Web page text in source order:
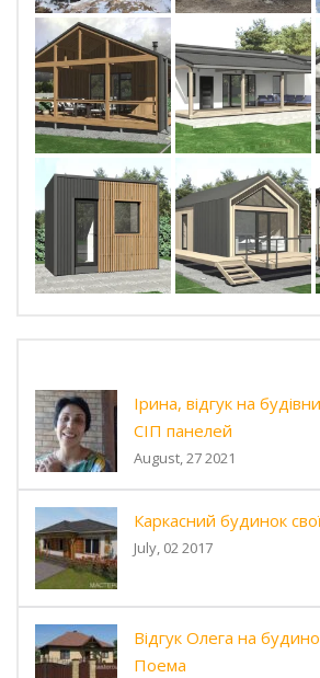
Ірина, відгук на
СІП панелей
August, 27 2021
Каркасний будинок
July, 02 2017
Відгук Олега на
Поема